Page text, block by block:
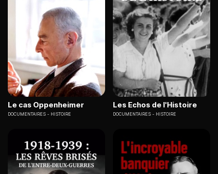
Le cas Oppenheimer
DOCUMENTAIRES HISTOIRE
Les Echos de l'Histoire
DOCUMENTAIRES HISTOIRE